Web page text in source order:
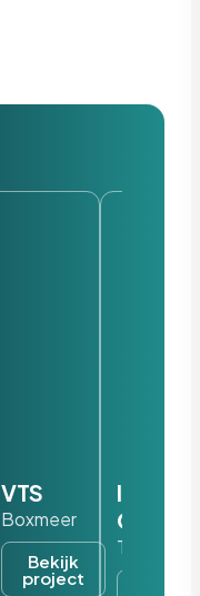
VTS
Boxmeer
Bekijk
project
Iris
Tilburg